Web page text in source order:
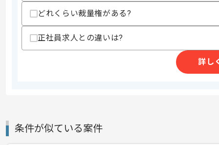
精算・お支払い
精算基準時間
支払いサイト
15日
OS、ミドルウェア、ネットワークなど
どれくらい裁量権がある?
正社員求人との違いは?
詳し
条件が似ている案件